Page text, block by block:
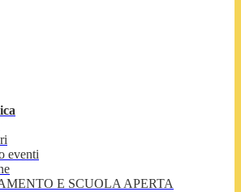
eventi
E SCUOLA APERTA